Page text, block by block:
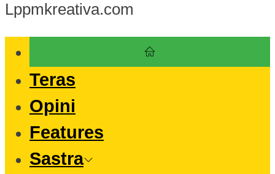
Lppmkreativa.com
Teras
Opini
Features
Sastra